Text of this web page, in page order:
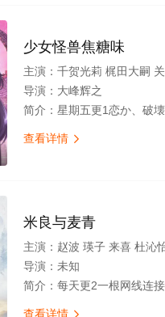
少女怪兽焦糖味
主演： 千贺光莉 梶田大嗣
导演： 大峰辉之
简介： 星期五更1恋か、破壊か――。 原因不明の病に悩まされている女子高
查看详情 
米良与麦青
主演： 赵波 瑛子 来喜 杜沁
导演： 未知
简介： 每天更2一根网线连接了中国鹿鸣村和英国牛津，麦香通过视频向米良宣告：婚不结了。鹿鸣村开了锅，村民大骂麦香是叛徒。麦香是婚前体检查
查看详情 